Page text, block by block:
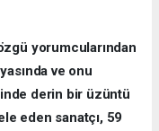
yorumcularından
ve onu
derin bir üzüntü
eden sanatçı, 59